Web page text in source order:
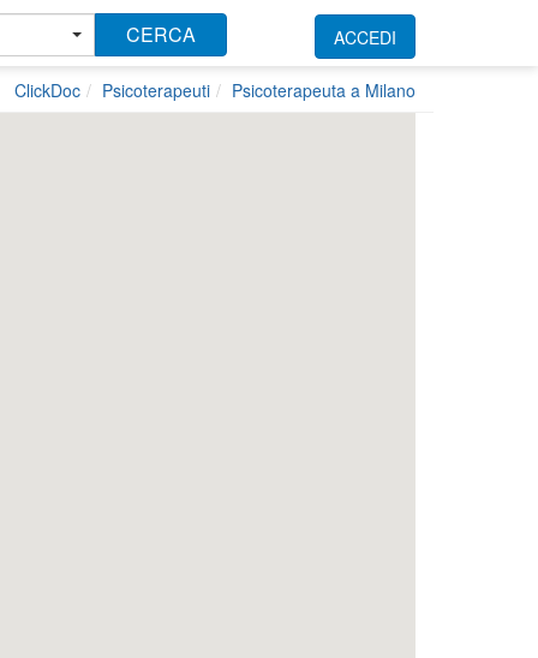
CERCA ACCEDI
ClickDoc Psicoterapeuti Psicoterapeuta a Milano